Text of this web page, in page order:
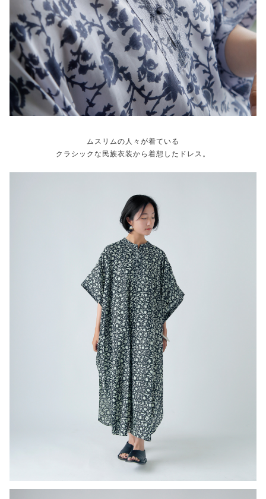
ムスリムの人々が着ている
クラシックな民族衣装から着想したドレス。